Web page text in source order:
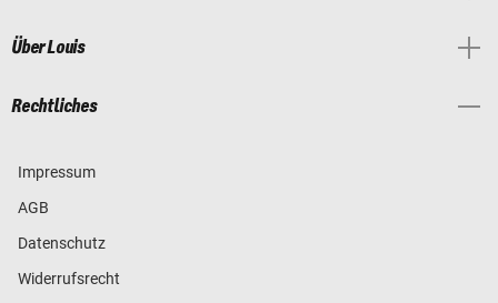
Über Louis
Rechtliches
Impressum
AGB
Datenschutz
Widerrufsrecht